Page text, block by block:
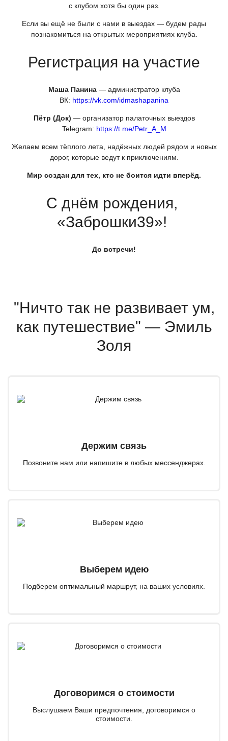
с клубом хотя бы один раз.
Если вы ещё не были с нами в выездах — будем рады
познакомиться на открытых мероприятиях клуба.
Регистрация на участие
Маша Панина— администратор клуба
ВК: https://vk.com/idmashapanina
Пётр (Док) — организатор палаточных выездов
Telegram: https://t.me/Petr_A_M
Желаем всем тёплого лета, надёжных людей рядом и новых
дорог, которые ведут к приключениям.
Мир создан для тех, кто не боится идти вперёд.
С днём рождения,
«Заброшки39»!
До встречи!
"Ничто так не развивает ум,
как путешествие" — Эмиль
Золя
Держим связь
Позвоните нам или напишите в любых мессенджерах.
Выберем идею
Подберем оптимальный маршрут, на ваших условиях.
Договоримся о стоимости
Выслушаем Ваши предпочтения, договоримся о
стоимости.